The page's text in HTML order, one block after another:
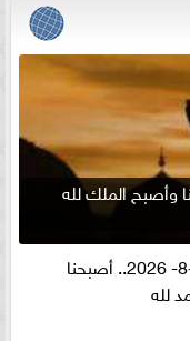
6-8- 2026.. أصبحنا وأصبح الملك لله
أذكار الصباح الأربعاء 5-8- 2026.. أصبحنا
لله